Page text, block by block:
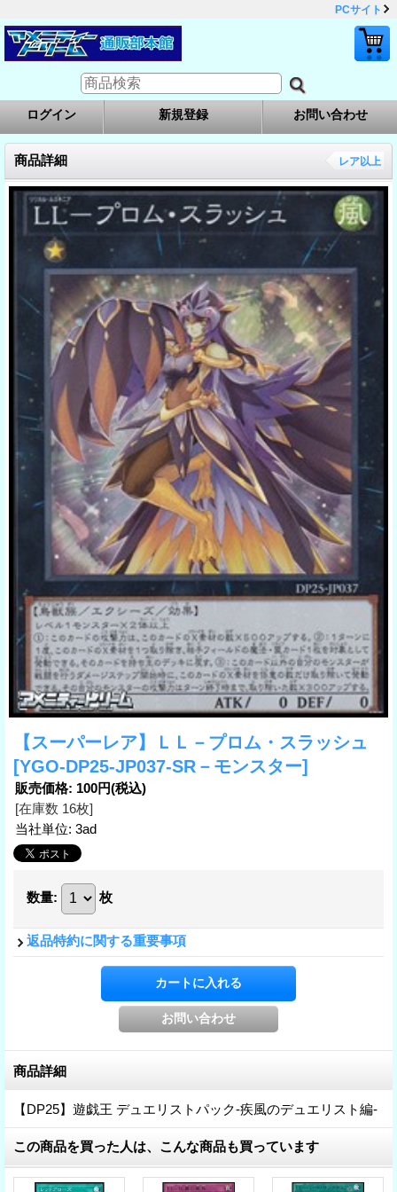
PCサイト
ログイン 新規登録 お問い合わせ
商品詳細 レア以上
【スーパーレア】ＬＬ－プロム・スラッシュ
[YGO-DP25-JP037-SR－モンスター]
販売価格: 100円(税込)
[在庫数 16枚]
当社単位: 3ad
数量: 枚
返品特約に関する重要事項
商品詳細
【DP25】遊戯王 デュエリストパック-疾風のデュエリスト編-
この商品を買った人は、こんな商品も買っています